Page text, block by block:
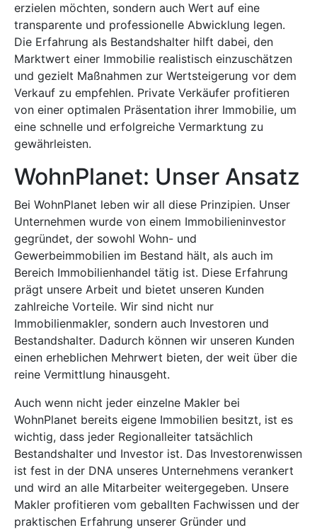
erzielen möchten, sondern auch Wert auf eine
transparente und professionelle Abwicklung legen.
Die Erfahrung als Bestandshalter hilft dabei, den
Marktwert einer Immobilie realistisch einzuschätzen
und gezielt Maßnahmen zur Wertsteigerung vor dem
Verkauf zu empfehlen. Private Verkäufer profitieren
von einer optimalen Präsentation ihrer Immobilie, um
eine schnelle und erfolgreiche Vermarktung zu
gewährleisten.
WohnPlanet: Unser Ansatz
Bei WohnPlanet leben wir all diese Prinzipien. Unser
Unternehmen wurde von einem Immobilieninvestor
gegründet, der sowohl Wohn- und
Gewerbeimmobilien im Bestand hält, als auch im
Bereich Immobilienhandel tätig ist. Diese Erfahrung
prägt unsere Arbeit und bietet unseren Kunden
zahlreiche Vorteile. Wir sind nicht nur
Immobilienmakler, sondern auch Investoren und
Bestandshalter. Dadurch können wir unseren Kunden
einen erheblichen Mehrwert bieten, der weit über die
reine Vermittlung hinausgeht.
Auch wenn nicht jeder einzelne Makler bei
WohnPlanet bereits eigene Immobilien besitzt, ist es
wichtig, dass jeder Regionalleiter tatsächlich
Bestandshalter und Investor ist. Das Investorenwissen
ist fest in der DNA unseres Unternehmens verankert
und wird an alle Mitarbeiter weitergegeben. Unsere
Makler profitieren vom geballten Fachwissen und der
praktischen Erfahrung unserer Gründer und